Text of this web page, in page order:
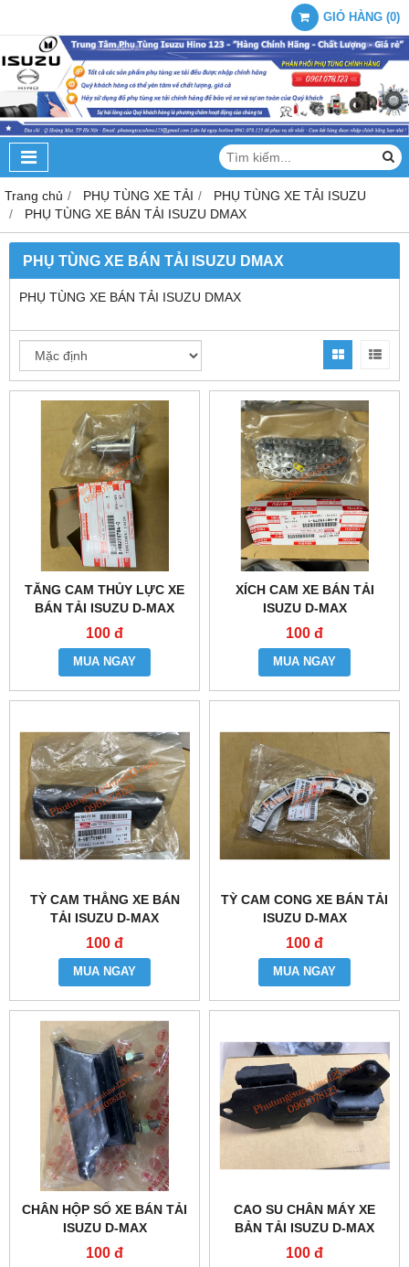
GIỎ HÀNG (0)
Trang chủ PHỤ TÙNG XE TẢI
PHỤ TÙNG XE TẢI ISUZU
PHỤ TÙNG XE BÁN TẢI ISUZU DMAX
PHỤ TÙNG XE BÁN TẢI ISUZU DMAX
PHỤ TÙNG XE BÁN TẢI ISUZU DMAX
TĂNG CAM THỦY LỰC XE
BÁN TẢI ISUZU D-MAX
100 đ
MUA NGAY
XÍCH CAM XE BÁN TẢI
ISUZU D-MAX
100 đ
MUA NGAY
TỲ CAM THẲNG XE BÁN
TẢI ISUZU D-MAX
100 đ
MUA NGAY
TỲ CAM CONG XE BÁN TẢI
ISUZU D-MAX
100 đ
MUA NGAY
CHÂN HỘP SỐ XE BÁN TẢI
ISUZU D-MAX
100 đ
CAO SU CHÂN MÁY XE
BẢN TẢI ISUZU D-MAX
100 đ